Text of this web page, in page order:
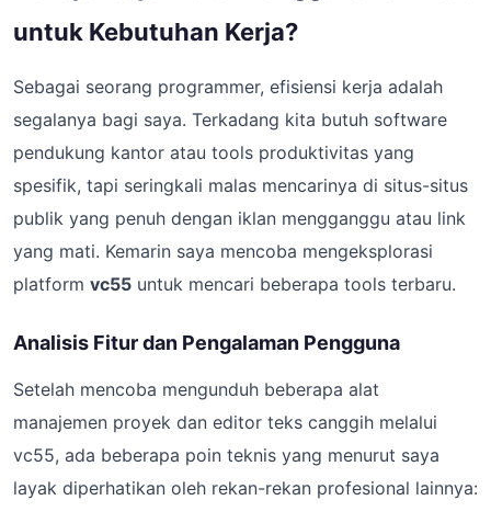
untuk Kebutuhan Kerja?
Sebagai seorang programmer, efisiensi kerja adalah
segalanya bagi saya. Terkadang kita butuh software
pendukung kantor atau tools produktivitas yang
spesifik, tapi seringkali malas mencarinya di situs-situs
publik yang penuh dengan iklan mengganggu atau link
yang mati. Kemarin saya mencoba mengeksplorasi
platform vc55 untuk mencari beberapa tools terbaru.
Analisis Fitur dan Pengalaman Pengguna
Setelah mencoba mengunduh beberapa alat
manajemen proyek dan editor teks canggih melalui
vc55, ada beberapa poin teknis yang menurut saya
layak diperhatikan oleh rekan-rekan profesional lainnya: